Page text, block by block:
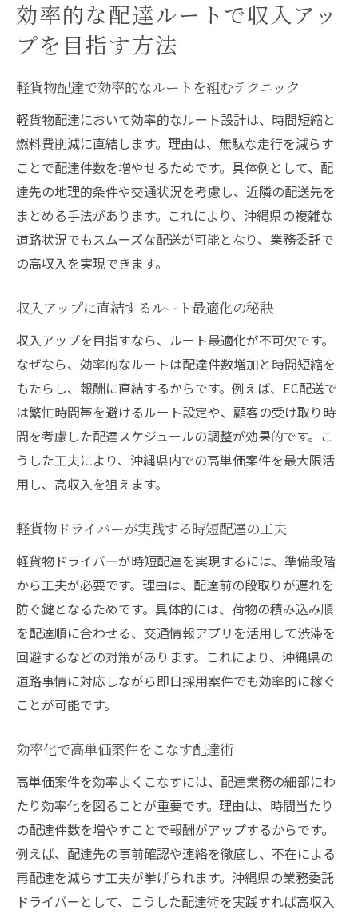
効率的な配達ルートで収入アッ
プを目指す方法
軽貨物配達で効率的なルートを組むテクニック
軽貨物配達において効率的なルート設計は、時間短縮と
燃料費削減に直結します。理由は、無駄な走行を減らす
ことで配達件数を増やせるためです。具体例として、配
達先の地理的条件や交通状況を考慮し、近隣の配送先を
まとめる手法があります。これにより、沖縄県の複雑な
道路状況でもスムーズな配送が可能となり、業務委託で
の高収入を実現できます。
収入アップに直結するルート最適化の秘訣
収入アップを目指すなら、ルート最適化が不可欠です。
なぜなら、効率的なルートは配達件数増加と時間短縮を
もたらし、報酬に直結するからです。例えば、EC配送で
は繁忙時間帯を避けるルート設定や、顧客の受け取り時
間を考慮した配達スケジュールの調整が効果的です。こ
うした工夫により、沖縄県内での高単価案件を最大限活
用し、高収入を狙えます。
軽貨物ドライバーが実践する時短配達の工夫
軽貨物ドライバーが時短配達を実現するには、準備段階
から工夫が必要です。理由は、配達前の段取りが遅れを
防ぐ鍵となるためです。具体的には、荷物の積み込み順
を配達順に合わせる、交通情報アプリを活用して渋滞を
回避するなどの対策があります。これにより、沖縄県の
道路事情に対応しながら即日採用案件でも効率的に稼ぐ
ことが可能です。
効率化で高単価案件をこなす配達術
高単価案件を効率よくこなすには、配達業務の細部にわ
たり効率化を図ることが重要です。理由は、時間当たり
の配達件数を増やすことで報酬がアップするからです。
例えば、配達先の事前確認や連絡を徹底し、不在による
再配達を減らす工夫が挙げられます。沖縄県の業務委託
ドライバーとして、こうした配達術を実践すれば高収入